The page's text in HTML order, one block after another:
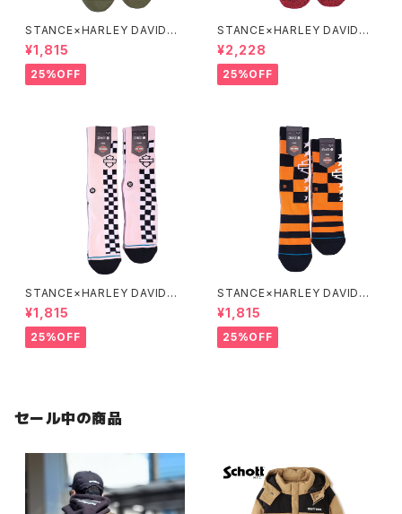
STANCE×HARLEY DAVIDSO
N MOTOR SOCKS
¥1,815
25%OFF
STANCE×HARLEY DAVIDSO
N 70S SOCKS
¥2,228
25%OFF
STANCE×HARLEY DAVIDSO
N SIDE CHECK SOCKS
¥1,815
25%OFF
STANCE×HARLEY DAVIDSO
N CHECKERED SOCKS
¥1,815
25%OFF
セール中の商品